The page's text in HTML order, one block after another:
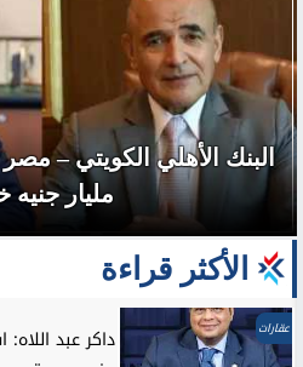
وزير البترول والثروة
الحفر بحقل
الأكثر قراءة
عقارات
داكر عبد